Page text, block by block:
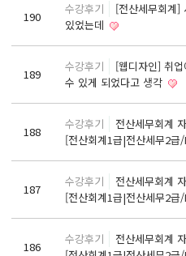
190
수강후기
[전산세무회계]
있었는데
189
수강후기
[웹디자인] 취
수 있게 되었다고 생각
188
수강후기
전산세무회계
[전산회계1급|전산세무2급/
187
수강후기
전산세무회계
[전산회계1급|전산세무2급/
186
수강후기
전산세무회계
전산회계 1급 / FAT 1급 자격증 취득과정
기초회계원리 및 전산회계2급 자격증 취득과
ERP정보관리사(회계2급) / (인사2급) 자격증
전산응용건축제도기능사(실기)
컴퓨터활용능력1급(컴활1급)
ITQ(한글,엑셀,파워포인트)
실내·건축디자인 & 인테리어
파이썬 프로그래밍을 활용한 빅데이터 향상과정